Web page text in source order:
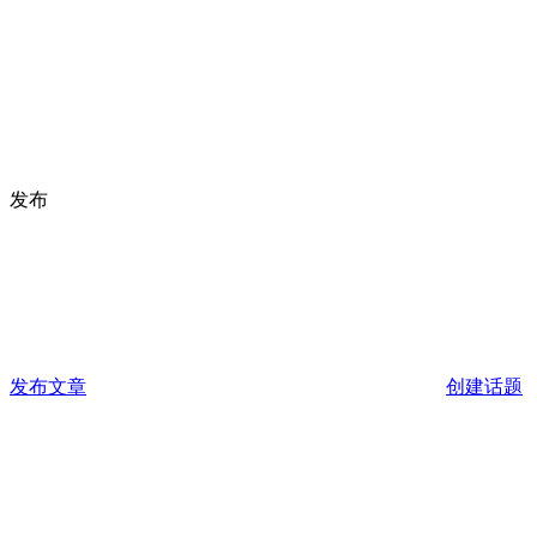
发布
发布文章 创建话题